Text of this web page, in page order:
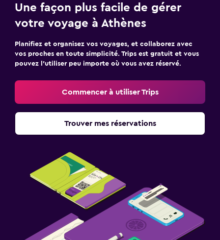
Une façon plus facile de gérer
votre voyage à Athènes
Planifiez et organisez vos voyages, et collaborez avec
vos proches en toute simplicité. Trips est gratuit et vous
pouvez l’utiliser peu importe où vous avez réservé.
Commencer à utiliser Trips
Trouver mes réservations